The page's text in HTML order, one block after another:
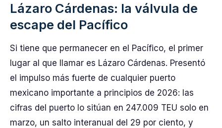
Lázaro Cárdenas: la válvula de
escape del Pacífico
Si tiene que permanecer en el Pacífico, el primer
lugar al que llamar es Lázaro Cárdenas. Presentó
el impulso más fuerte de cualquier puerto
mexicano importante a principios de 2026: las
cifras del puerto lo sitúan en 247.009 TEU solo en
marzo, un salto interanual del 29 por ciento, y